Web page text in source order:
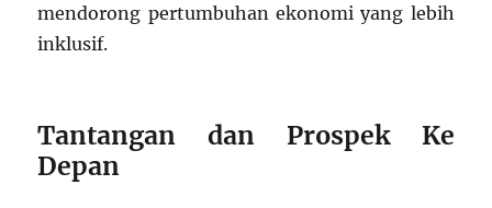
mendorong pertumbuhan ekonomi yang lebih
inklusif.
Tantangan dan Prospek Ke
Depan